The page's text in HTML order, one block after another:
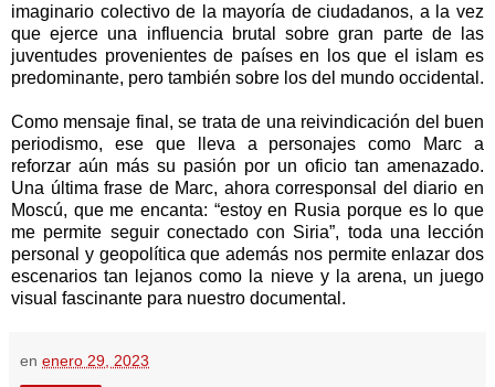
imaginario colectivo de la mayoría de ciudadanos, a la vez
que ejerce una influencia brutal sobre gran parte de las
juventudes provenientes de países en los que el islam es
predominante, pero también sobre los del mundo occidental.
Como mensaje final, se trata de una reivindicación del buen
periodismo, ese que lleva a personajes como Marc a
reforzar aún más su pasión por un oficio tan amenazado.
Una última frase de Marc, ahora corresponsal del diario en
Moscú, que me encanta: “estoy en Rusia porque es lo que
me permite seguir conectado con Siria”, toda una lección
personal y geopolítica que además nos permite enlazar dos
escenarios tan lejanos como la nieve y la arena, un juego
visual fascinante para nuestro documental.
en enero 29, 2023